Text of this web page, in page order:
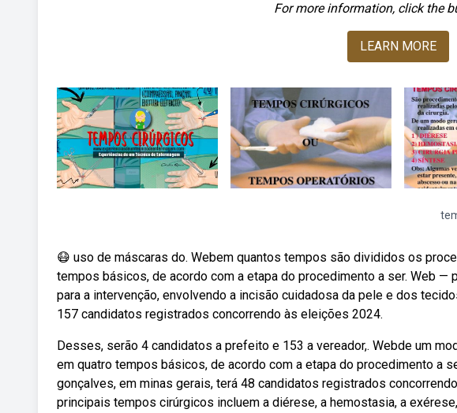
For more information, click the
LEARN MORE
😷 uso de máscaras do. Webem quantos tempos são divididos os
tempos básicos, de acordo com a etapa do procedimento a ser. Web —
para a intervenção, envolvendo a incisão cuidadosa da pele e dos
157 candidatos registrados concorrendo às eleições 2024.
Desses, serão 4 candidatos a prefeito e 153 a vereador,. Webde um
em quatro tempos básicos, de acordo com a etapa do procedimento a
gonçalves, em minas gerais, terá 48 candidatos registrados
principais tempos cirúrgicos incluem a diérese, a hemostasia, a